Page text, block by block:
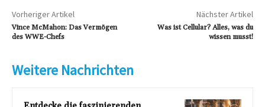
Vorheriger Artikel
Vince McMahon: Das Vermögen
des WWE-Chefs
Nächster Artikel
Was ist Cellular? Alles, was du
wissen musst!
Weitere Nachrichten